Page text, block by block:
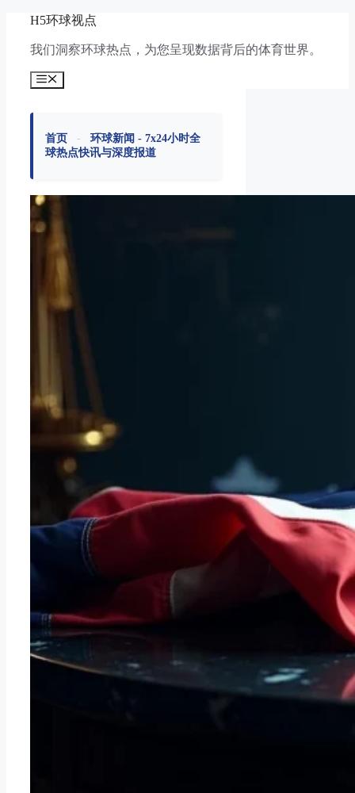
H5环球视点
我们洞察环球热点，为您呈现数据背后的体育世界。
菜
首页 -
环球新闻 - 7x24小时全
球热点快讯与深度报道